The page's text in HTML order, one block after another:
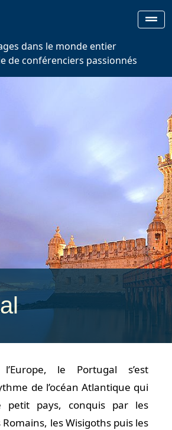
dans le monde entier
de conférenciers passionnés
le Portugal s’est
de l’océan Atlantique qui
petit pays, conquis par les
les Wisigoths puis les